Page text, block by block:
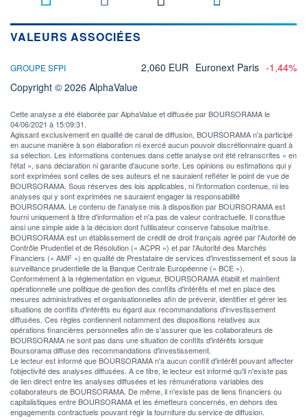
VALEURS ASSOCIÉES
GROUPE SFPI 2,060 EUR Euronext Paris -1,44%
Copyright © 2026 AlphaValue
Cette analyse a été élaborée par AlphaValue et diffusée par BOURSORAMA le
04/06/2021 à 15:09:31.
Agissant exclusivement en qualité de canal de diffusion, BOURSORAMA n'a participé
en aucune manière à son élaboration ni exercé aucun pouvoir discrétionnaire quant à
sa sélection. Les informations contenues dans cette analyse ont été retranscrites « en
l'état », sans déclaration ni garantie d'aucune sorte. Les opinions ou estimations qui y
sont exprimées sont celles de ses auteurs et ne sauraient refléter le point de vue de
BOURSORAMA. Sous réserves des lois applicables, ni l'information contenue, ni les
analyses qui y sont exprimées ne sauraient engager la responsabilité
BOURSORAMA. Le contenu de l'analyse mis à disposition par BOURSORAMA est
fourni uniquement à titre d'information et n'a pas de valeur contractuelle. Il constitue
ainsi une simple aide à la décision dont l'utilisateur conserve l'absolue maîtrise.
BOURSORAMA est un établissement de crédit de droit français agréé par l'Autorité de
Contrôle Prudentiel et de Résolution (« ACPR ») et par l'Autorité des Marchés
Financiers (« AMF ») en qualité de Prestataire de services d'investissement et sous la
surveillance prudentielle de la Banque Centrale Européenne (« BCE »).
Conformément à la réglementation en vigueur, BOURSORAMA établit et maintient
opérationnelle une politique de gestion des conflits d'intérêts et met en place des
mesures administratives et organisationnelles afin de prévenir, identifier et gérer les
situations de conflits d'intérêts eu égard aux recommandations d'investissement
diffusées. Ces règles contiennent notamment des dispositions relatives aux
opérations financières personnelles afin de s'assurer que les collaborateurs de
BOURSORAMA ne sont pas dans une situation de conflits d'intérêts lorsque
Boursorama diffuse des recommandations d'investissement.
Le lecteur est informé que BOURSORAMA n'a aucun conflit d'intérêt pouvant affecter
l'objectivité des analyses diffusées. A ce titre, le lecteur est informé qu'il n'existe pas
de lien direct entre les analyses diffusées et les rémunérations variables des
collaborateurs de BOURSORAMA. De même, il n'existe pas de liens financiers ou
capitalistiques entre BOURSORAMA et les émetteurs concernés, en dehors des
engagements contractuels pouvant régir la fourniture du service de diffusion.